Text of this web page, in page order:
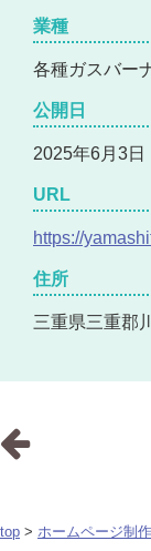
業種
各種ガスバー
公開日
2025年6月3日
URL
https://
住所
三重県三重郡
top > ホームページ制